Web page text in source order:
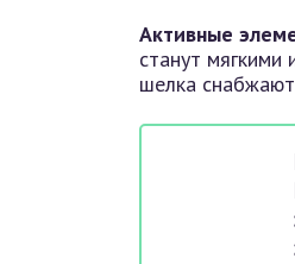
Активные
станут
шелка